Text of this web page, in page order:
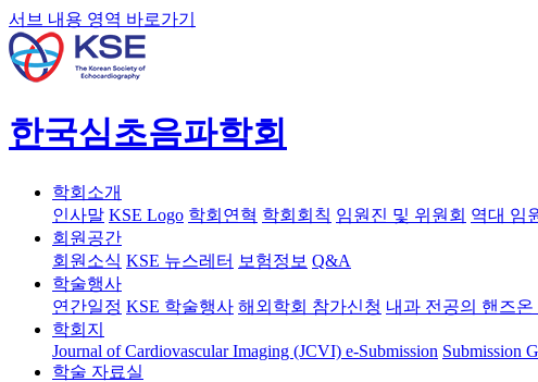
서브 내용 영역 바로가기
한국심초음파학회
학회소개
인사말 KSE Logo 학회연혁 학회회칙 임원진 및 위원회 역대 임
회원공간
회원소식 KSE 뉴스레터 보험정보 Q&A
학술행사
연간일정 KSE 학술행사 해외학회 참가신청 내과 전공의 핸즈온
학회지
Journal of Cardiovascular Imaging (JCVI) e-Submission Submission
학술 자료실